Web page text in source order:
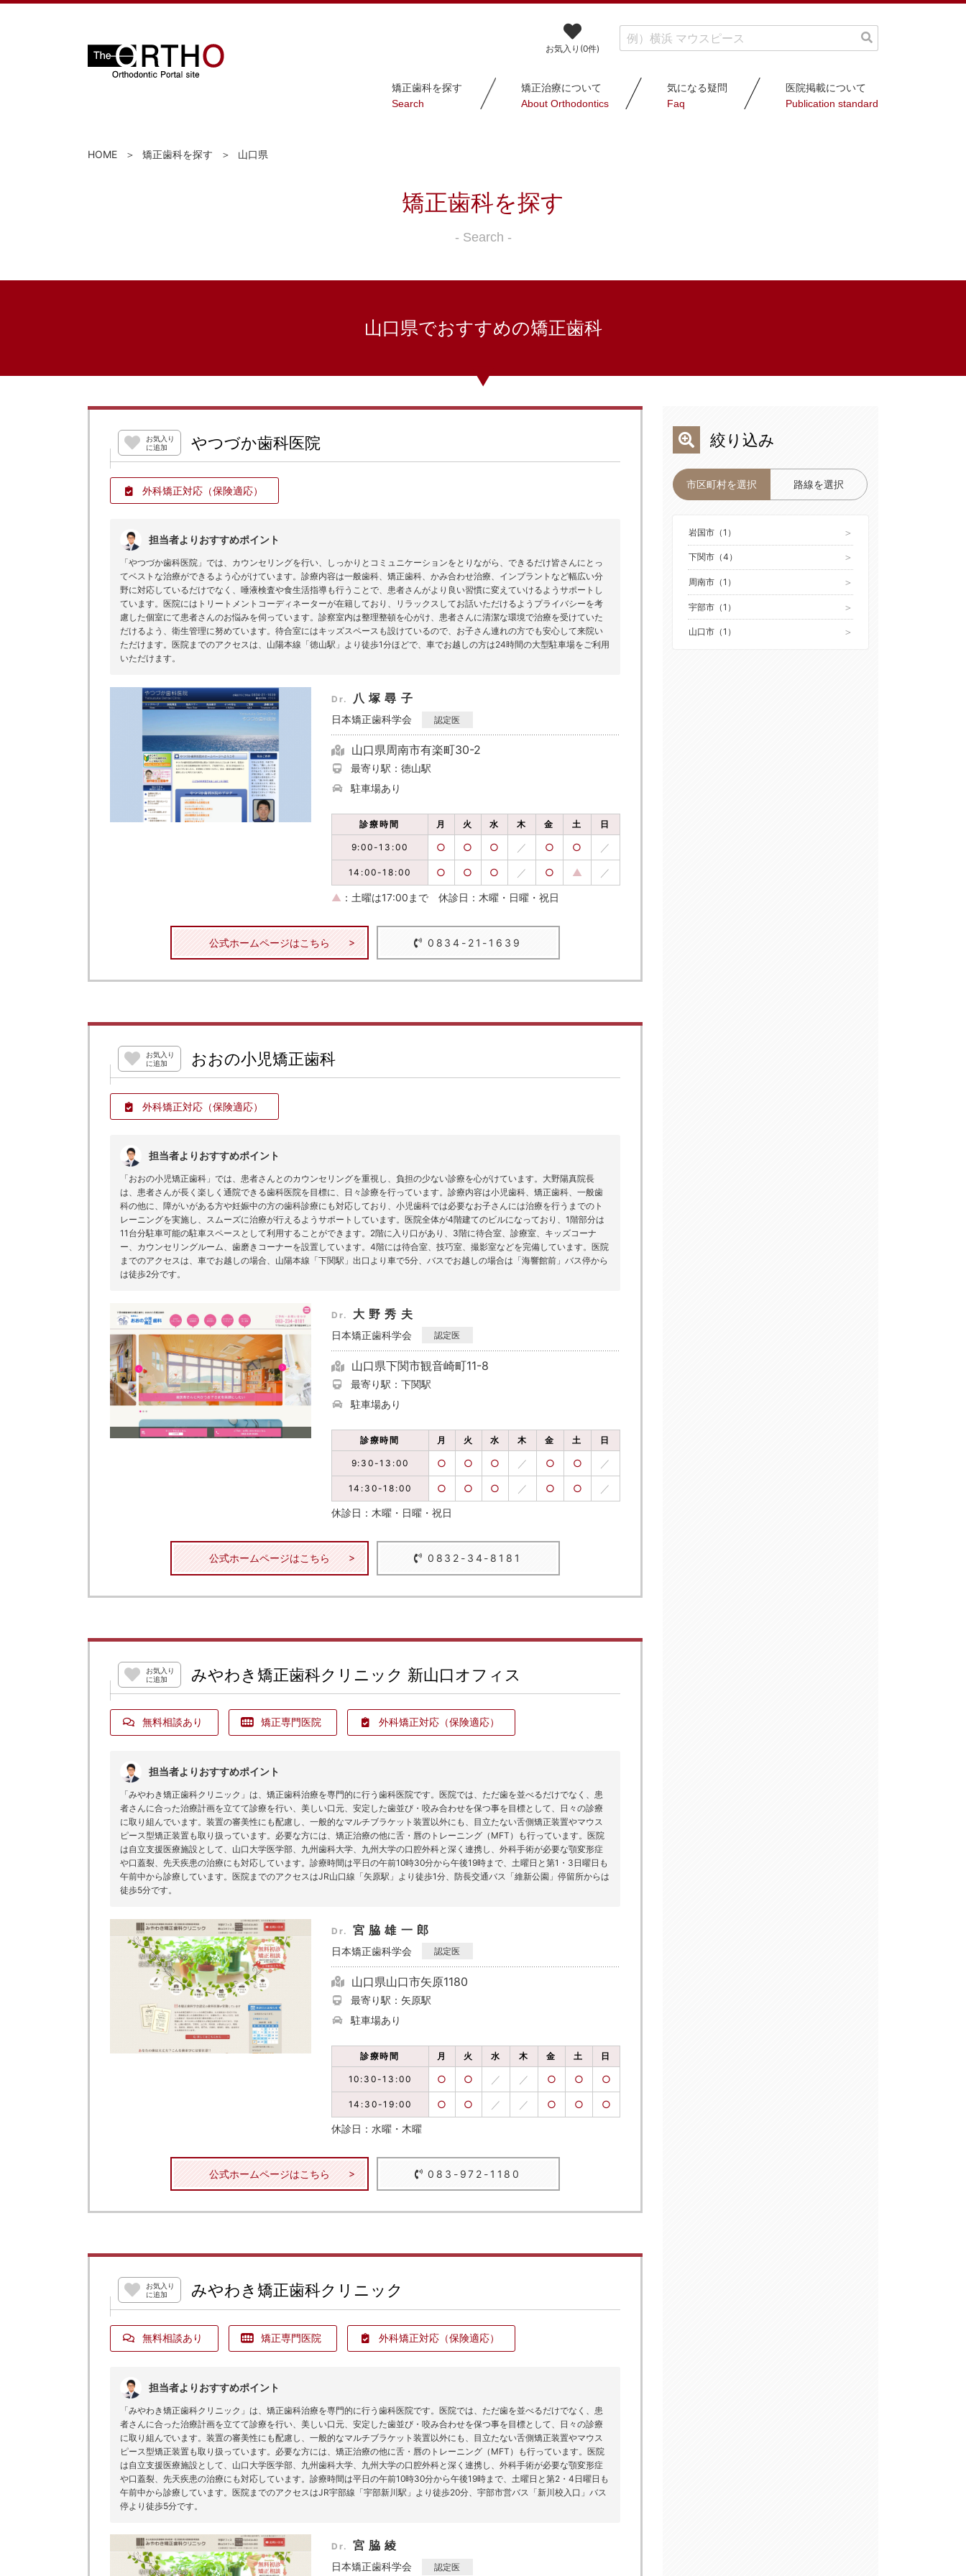
お気入り(0件)
矯正歯科を探す
Search
矯正治療について
About Orthodontics
気になる疑問
Faq
医院掲載について
Publication standard
HOME 矯正歯科を探す 山口県
矯正歯科を探す
- Search -
山口県でおすすめの矯正歯科
お気入り
に追加
やつづか歯科医院
外科矯正対応（保険適応）
担当者よりおすすめポイント
「やつづか歯科医院」では、カウンセリングを行い、しっかりとコミュニケーションをとりながら、できるだけ皆さんにとっ
てベストな治療ができるよう心がけています。診療内容は一般歯科、矯正歯科、かみ合わせ治療、インプラントなど幅広い分
野に対応しているだけでなく、唾液検査や食生活指導も行うことで、患者さんがより良い習慣に変えていけるようサポートし
ています。医院にはトリートメントコーディネーターが在籍しており、リラックスしてお話いただけるようプライバシーを考
慮した個室にて患者さんのお悩みを伺っています。診察室内は整理整頓を心がけ、患者さんに清潔な環境で治療を受けていた
だけるよう、衛生管理に努めています。待合室にはキッズスペースも設けているので、お子さん連れの方でも安心して来院い
ただけます。医院までのアクセスは、山陽本線「徳山駅」より徒歩1分ほどで、車でお越しの方は24時間の大型駐車場をご利用
いただけます。
Dr. 八塚尋子
日本矯正歯科学会 認定医
山口県周南市有楽町30-2
最寄り駅：徳山駅
駐車場あり
診療時間 月 火 水 木 金 土 日
9:00-13:00 ○ ○ ○ ／ ○ ○ ／
14:00-18:00 ○ ○ ○ ／ ○ ▲ ／
▲ ：土曜は17:00まで 休診日：木曜・日曜・祝日
公式ホームページはこちら 0834-21-1639
お気入り
に追加
おおの小児矯正歯科
外科矯正対応（保険適応）
担当者よりおすすめポイント
「おおの小児矯正歯科」では、患者さんとのカウンセリングを重視し、負担の少ない診療を心がけています。大野陽真院長
は、患者さんが長く楽しく通院できる歯科医院を目標に、日々診療を行っています。診療内容は小児歯科、矯正歯科、一般歯
科の他に、障がいがある方や妊娠中の方の歯科診療にも対応しており、小児歯科では必要なお子さんには治療を行うまでのト
レーニングを実施し、スムーズに治療が行えるようサポートしています。医院全体が4階建てのビルになっており、1階部分は
11台分駐車可能の駐車スペースとして利用することができます。2階に入り口があり、3階に待合室、診療室、キッズコーナ
ー、カウンセリングルーム、歯磨きコーナーを設置しています。4階には待合室、技巧室、撮影室などを完備しています。医院
までのアクセスは、車でお越しの場合、山陽本線「下関駅」出口より車で5分、バスでお越しの場合は「海響館前」バス停から
は徒歩2分です。
Dr. 大野秀夫
日本矯正歯科学会 認定医
山口県下関市観音崎町11-8
最寄り駅：下関駅
駐車場あり
診療時間 月 火 水 木 金 土 日
9:30-13:00 ○ ○ ○ ／ ○ ○ ／
14:30-18:00 ○ ○ ○ ／ ○ ○ ／
休診日：木曜・日曜・祝日
公式ホームページはこちら 0832-34-8181
お気入り
に追加
みやわき矯正歯科クリニック 新山口オフィス
無料相談あり 矯正専門医院 外科矯正対応 （保険適応）
担当者よりおすすめポイント
「みやわき矯正歯科クリニック」は、矯正歯科治療を専門的に行う歯科医院です。医院では、ただ歯を並べるだけでなく、患
者さんに合った治療計画を立てて診療を行い、美しい口元、安定した歯並び・咬み合わせを保つ事を目標として、日々の診療
に取り組んでいます。装置の審美性にも配慮し、一般的なマルチブラケット装置以外にも、目立たない舌側矯正装置やマウス
ピース型矯正装置も取り扱っています。必要な方には、矯正治療の他に舌・唇のトレーニング（MFT）も行っています。医院
は自立支援医療施設として、山口大学医学部、九州歯科大学、九州大学の口腔外科と深く連携し、外科手術が必要な顎変形症
や口蓋裂、先天疾患の治療にも対応しています。診療時間は平日の午前10時30分から午後19時まで、土曜日と第1・3日曜日も
午前中から診療しています。医院までのアクセスはJR山口線「矢原駅」より徒歩1分、防長交通バス「維新公園」停留所からは
徒歩5分です。
Dr. 宮脇雄一郎
日本矯正歯科学会 認定医
山口県山口市矢原1180
最寄り駅：矢原駅
駐車場あり
診療時間 月 火 水 木 金 土 日
10:30-13:00 ○ ○ ／ ／ ○ ○ ○
14:30-19:00 ○ ○ ／ ／ ○ ○ ○
休診日：水曜・木曜
公式ホームページはこちら 083-972-1180
お気入り
に追加
みやわき矯正歯科クリニック
無料相談あり 矯正専門医院 外科矯正対応 （保険適応）
担当者よりおすすめポイント
「みやわき矯正歯科クリニック」は、矯正歯科治療を専門的に行う歯科医院です。医院では、ただ歯を並べるだけでなく、患
者さんに合った治療計画を立てて診療を行い、美しい口元、安定した歯並び・咬み合わせを保つ事を目標として、日々の診療
に取り組んでいます。装置の審美性にも配慮し、一般的なマルチブラケット装置以外にも、目立たない舌側矯正装置やマウス
ピース型矯正装置も取り扱っています。必要な方には、矯正治療の他に舌・唇のトレーニング（MFT）も行っています。医院
は自立支援医療施設として、山口大学医学部、九州歯科大学、九州大学の口腔外科と深く連携し、外科手術が必要な顎変形症
や口蓋裂、先天疾患の治療にも対応しています。診療時間は平日の午前10時30分から午後19時まで、土曜日と第2・4日曜日も
午前中から診療しています。医院までのアクセスはJR宇部線「宇部新川駅」より徒歩20分、宇部市営バス「新川校入口」バス
停より徒歩5分です。
Dr. 宮脇綾
日本矯正歯科学会 認定医
絞り込み
市区町村を選択 路線を選択
岩国市（1）
下関市（4）
周南市（1）
宇部市（1）
山口市（1）